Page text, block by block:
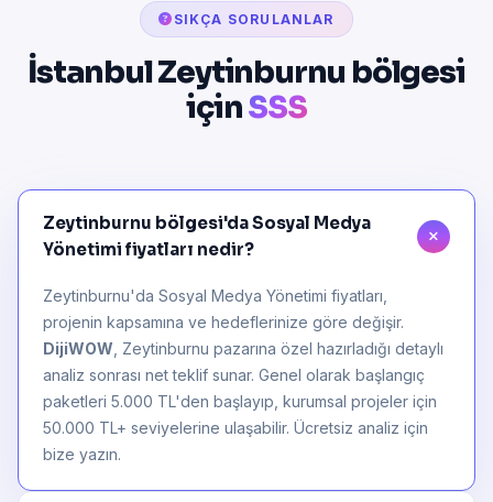
SIKÇA SORULANLAR
İstanbul Zeytinburnu bölgesi
içinSSS
Zeytinburnu bölgesi'da Sosyal Medya
Yönetimi fiyatları nedir?
Zeytinburnu'da Sosyal Medya Yönetimi fiyatları,
projenin kapsamına ve hedeflerinize göre değişir.
DijiWOW , Zeytinburnu pazarına özel hazırladığı detaylı
analiz sonrası net teklif sunar. Genel olarak başlangıç
paketleri 5.000 TL'den başlayıp, kurumsal projeler için
50.000 TL+ seviyelerine ulaşabilir. Ücretsiz analiz için
bize yazın.